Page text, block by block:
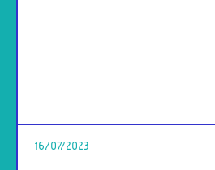
16/07/2023